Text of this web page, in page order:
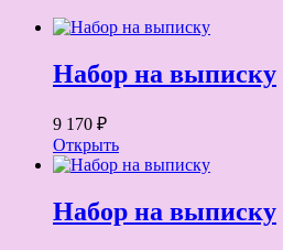
Набор на выписку
9 170 ₽
Открыть
Набор на выписку